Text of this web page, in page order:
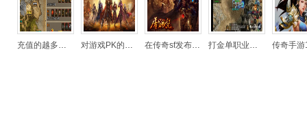
充值的越多领取的福利越好吗？_传奇动态_每日新 对游戏PK的不同看法 在传奇sf发布网里面有新开的传奇世界吗_传奇动 打金单职业传奇私服手机游戏哪一个好？各系列 传奇手游1.76人物等级与装备